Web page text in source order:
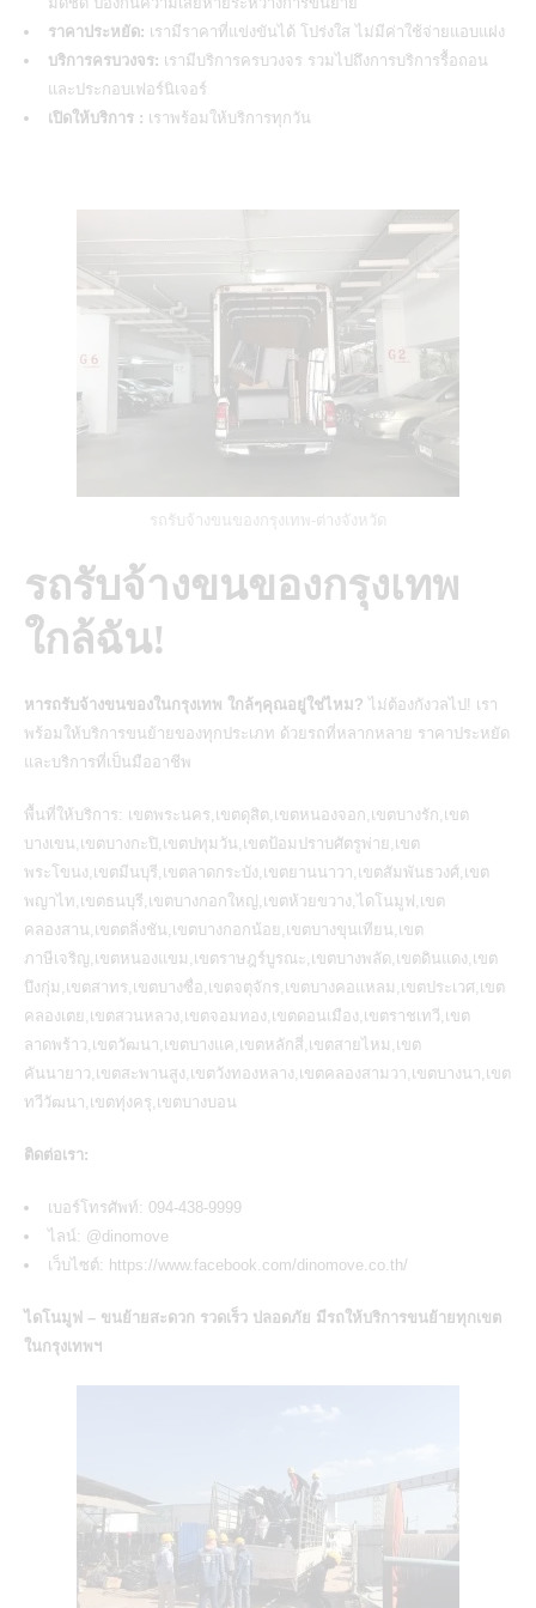
ราคาประหยัด: เรามีราคาที่แข่งขันได้ โปร่งใส ไม่มีค่าใช้จ่ายแอบแฝง
บริการครบวงจร: เรามีบริการครบวงจร รวมไปถึงการบริการรื้อถอน
และประกอบเฟอร์นิเจอร์
เปิดให้บริการ : เราพร้อมให้บริการทุกวัน
รถรับจ้างขนของกรุงเทพ-ต่างจังหวัด
รถรับจ้างขนของกรุงเทพ
ใกล้ฉัน!
หารถรับจ้างขนของในกรุงเทพ ใกล้ๆคุณอยู่ใช่ไหม? ไม่ต้องกังวลไป! เรา
พร้อมให้บริการขนย้ายของทุกประเภท ด้วยรถที่หลากหลาย ราคาประหยัด
และบริการที่เป็นมืออาชีพ
พื้นที่ให้บริการ: เขตพระนคร,เขตดุสิต,เขตหนองจอก,เขตบางรัก,เขต
บางเขน,เขตบางกะปิ,เขตปทุมวัน,เขตป้อมปราบศัตรูพ่าย,เขต
พระโขนง,เขตมีนบุรี,เขตลาดกระบัง,เขตยานนาวา,เขตสัมพันธวงศ์,เขต
พญาไท,เขตธนบุรี,เขตบางกอกใหญ่,เขตห้วยขวาง,ไดโนมูฟ,เขต
คลองสาน,เขตตลิ่งชัน,เขตบางกอกน้อย,เขตบางขุนเทียน,เขต
ภาษีเจริญ,เขตหนองแขม,เขตราษฎร์บูรณะ,เขตบางพลัด,เขตดินแดง,เขต
บึงกุ่ม,เขตสาทร,เขตบางซื่อ,เขตจตุจักร,เขตบางคอแหลม,เขตประเวศ,เขต
คลองเตย,เขตสวนหลวง,เขตจอมทอง,เขตดอนเมือง,เขตราชเทวี,เขต
ลาดพร้าว,เขตวัฒนา,เขตบางแค,เขตหลักสี่,เขตสายไหม,เขต
คันนายาว,เขตสะพานสูง,เขตวังทองหลาง,เขตคลองสามวา,เขตบางนา,เขต
ทวีวัฒนา,เขตทุ่งครุ,เขตบางบอน
ติดต่อเรา:
เบอร์โทรศัพท์: 094-438-9999
ไลน์: @dinomove
เว็บไซต์: https://www.facebook.com/dinomove.co.th/
ไดโนมูฟ – ขนย้ายสะดวก รวดเร็ว ปลอดภัย มีรถให้บริการขนย้ายทุกเขต
ในกรุงเทพฯ